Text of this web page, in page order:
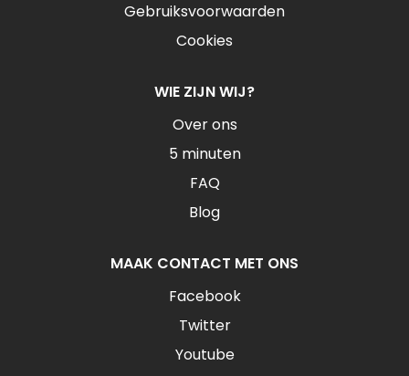
Gebruiksvoorwaarden
Cookies
WIE ZIJN WIJ?
Over ons
5 minuten
FAQ
Blog
MAAK CONTACT MET ONS
Facebook
Twitter
Youtube